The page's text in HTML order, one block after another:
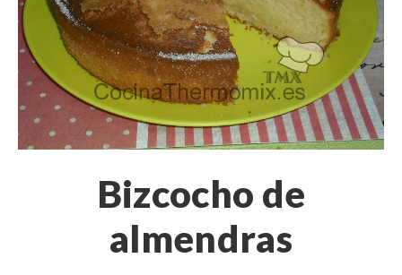
Bizcocho de
almendras